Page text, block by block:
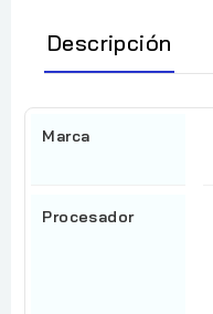
Descripción
Marca
Procesador